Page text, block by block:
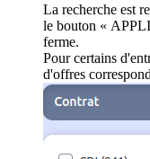
La recherche est
le bouton «
ferme.
Pour certains
d'offres